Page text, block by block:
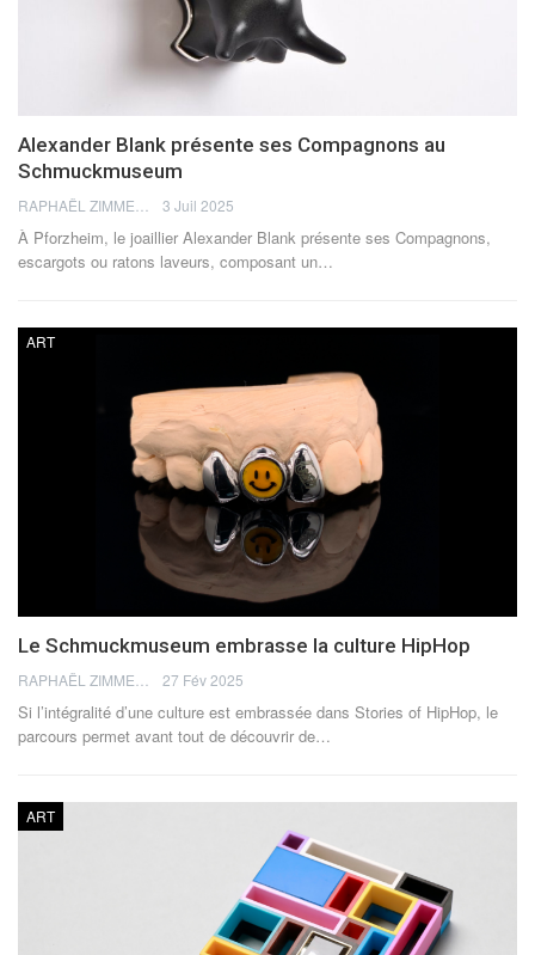
Alexander Blank présente ses Compagnons au
Schmuckmuseum
3 Juil 2025
À Pforzheim, le joaillier Alexander Blank présente ses Compagnons,
escargots ou ratons laveurs, composant un…
ART
Le Schmuckmuseum embrasse la culture HipHop
27 Fév 2025
Si l’intégralité d’une culture est embrassée dans Stories of HipHop, le
parcours permet avant tout de découvrir de…
ART